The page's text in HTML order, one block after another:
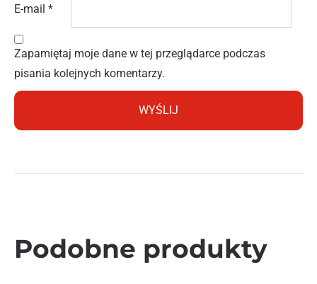
E-mail *
Zapamiętaj moje dane w tej przeglądarce podczas
pisania kolejnych komentarzy.
Podobne produkty